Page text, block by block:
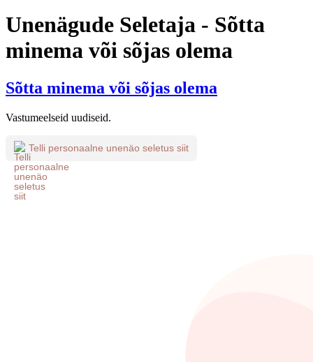
Unenägude Seletaja - Sõtta
minema või sõjas olema
Sõtta minema või sõjas olema
Vastumeelseid uudiseid.
Telli personaalne unenäo seletus siit